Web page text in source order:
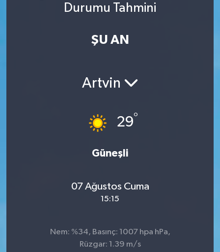
Durumu Tahmini
ŞU AN
Artvin
29°
Güneşli
07 Ağustos Cuma
15:15
Nem: %34, Basınç: 1007 hpa hPa,
Rüzgar: 1.39 m/s
Son Dakika Haberleri